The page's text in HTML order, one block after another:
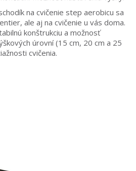
na cvičenie step aerobicu sa
ale aj na cvičenie u vás doma.
konštrukciu a možnosť
úrovní (15 cm, 20 cm a 25
cvičenia.